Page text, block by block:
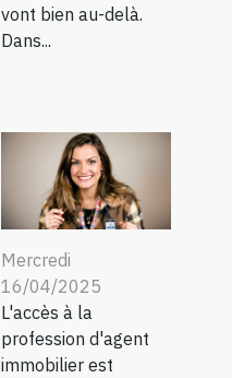
vont bien au-delà.
Dans...
Mercredi
16/04/2025
L'accès à la
profession d'agent
immobilier est